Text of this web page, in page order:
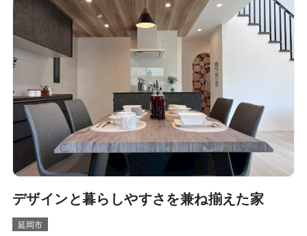
デザインと暮らしやすさを兼ね揃えた家
延岡市